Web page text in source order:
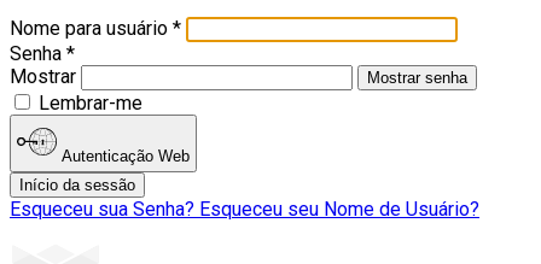
Nome para usuário *
Senha *
Mostrar
Mostrar senha
Lembrar-me
Autenticação Web
Início da sessão
Esqueceu sua Senha? Esqueceu seu Nome de Usuário?